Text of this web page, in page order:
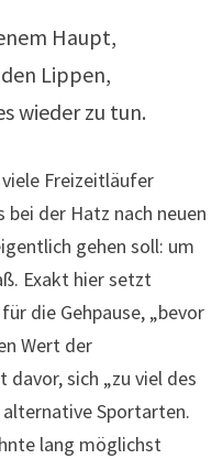
Haupt,
Lippen,
wieder zu tun.
Freizeitläufer
der Hatz nach neuen
gehen soll: um
Exakt hier setzt
die Gehpause, „bevor
Wert der
sich „zu viel des
Sportarten.
lang möglichst